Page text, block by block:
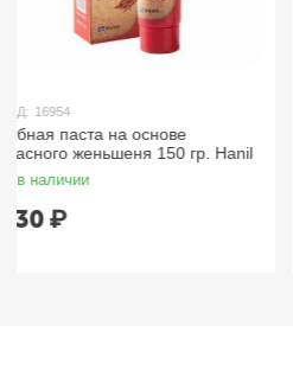
КОД:
Зубная паста со вкусом папайи
120 гр. Hanil
в наличии
325